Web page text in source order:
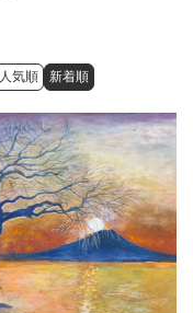
人気順 新着順